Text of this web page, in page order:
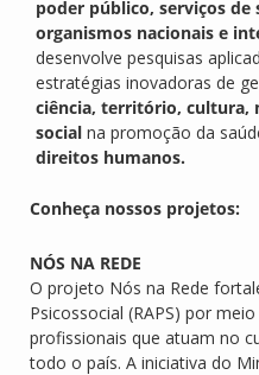
poder público, serviços
organismos nacionais e
desenvolve pesquisas
estratégias inovadoras de
ciência, território, cultura,
social na promoção da
direitos humanos.
Conheça nossos projetos:
NÓS NA REDE
O projeto Nós na Rede
Psicossocial (RAPS) por
profissionais que atuam no
todo o país. A iniciativa do